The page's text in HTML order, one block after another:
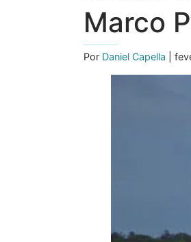
Marco
Por Daniel Capella |